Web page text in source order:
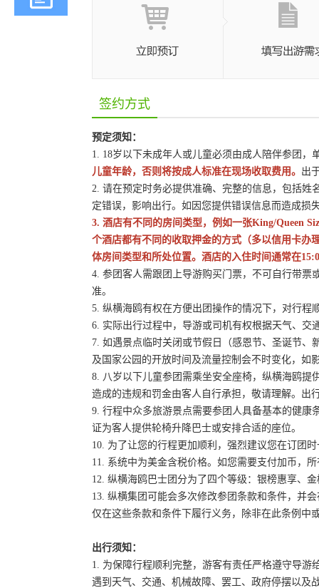
签约方式
预定须知：
1. 18岁以下未成年人或儿童必须由成人陪伴参团
儿童年龄，否则将按成人标准在现场收取费用。 出
2. 请在预定时务必提供准确、完整的信息，包括
定错误，影响出行。如因您提供错误信息而造成损
3. 酒店有不同的房间类型，例如一张King/Queen
个酒店都有不同的收取押金的方式（多以信用卡办
体房间类型和所处位置。酒店的入住时间通常在
4. 参团客人需跟团上导游购买门票，不可自行带票
准。
5. 纵横海鸥有权在方便出团操作的情况下，对行
6. 实际出行过程中，导游或司机有权根据天气、
7. 如遇景点临时关闭或节假日（感恩节、圣诞节
及国家公园的开放时间及流量控制会不时变化，如
8. 八岁以下儿童参团需乘坐安全座椅，纵横海鸥提
造成的违规和罚金由客人自行承担，敬请理解。出
9. 行程中众多旅游景点需要参团人具备基本的健
证为客人提供轮椅升降巴士或安排合适的座位。
10. 为了让您的行程更加顺利，强烈建议您在订团
11. 系统中为美金含税价格。如您需要支付加币，
12. 纵横海鸥巴士团分为了四个等级：银榜惠享、
13. 纵横集团可能会多次修改参团条款和条件，并
仅在这些条款和条件下履行义务，除非在此条例中
出行须知：
1. 为保障行程顺利完整，游客有责任严格遵守导
遇到天气、交通、机械故障、罢工、政府停摆以及